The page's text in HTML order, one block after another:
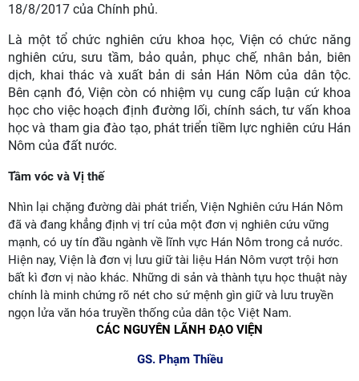
18/8/2017 của Chính phủ.
Là một tổ chức nghiên cứu khoa học, Viện có chức năng
nghiên cứu, sưu tầm, bảo quản, phục chế, nhân bản, biên
dịch, khai thác và xuất bản di sản Hán Nôm của dân tộc.
Bên cạnh đó, Viện còn có nhiệm vụ cung cấp luận cứ khoa
học cho việc hoạch định đường lối, chính sách, tư vấn khoa
học và tham gia đào tạo, phát triển tiềm lực nghiên cứu Hán
Nôm của đất nước.
Tầm vóc và Vị thế
Nhìn lại chặng đường dài phát triển, Viện Nghiên cứu Hán Nôm
đã và đang khẳng định vị trí của một đơn vị nghiên cứu vững
mạnh, có uy tín đầu ngành về lĩnh vực Hán Nôm trong cả nước.
Hiện nay, Viện là đơn vị lưu giữ tài liệu Hán Nôm vượt trội hơn
bất kì đơn vị nào khác. Những di sản và thành tựu học thuật này
chính là minh chứng rõ nét cho sứ mệnh gìn giữ và lưu truyền
ngọn lửa văn hóa truyền thống của dân tộc Việt Nam.
CÁC NGUYÊN LÃNH ĐẠO VIỆN
GS. Phạm Thiều